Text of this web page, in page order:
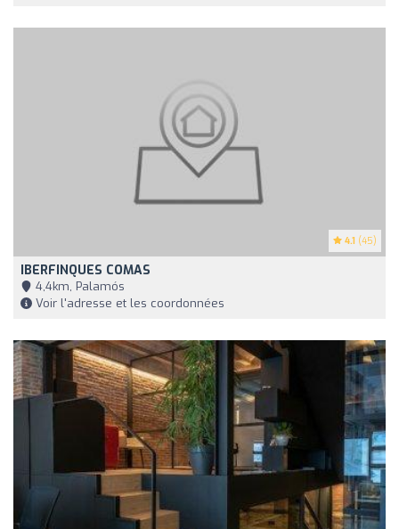
4.1 (45)
IBERFINQUES COMAS
4,4km, Palamós
Voir l'adresse et les coordonnées